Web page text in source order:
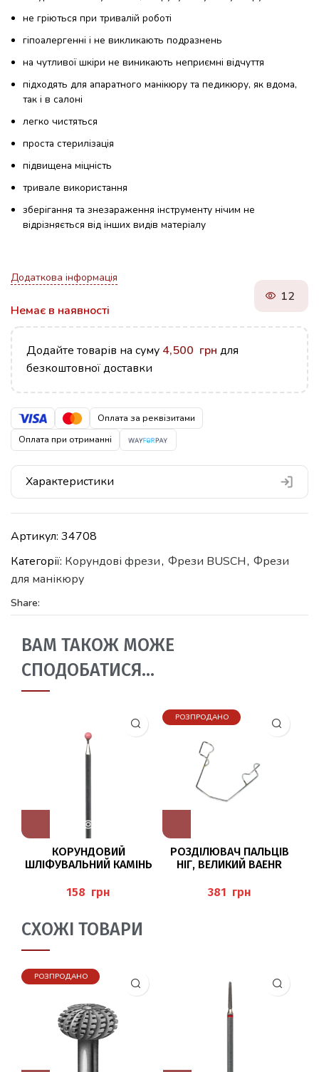
не гріються при тривалій роботі
гіпоалергенні і не викликають подразнень
на чутливої ​​шкіри не виникають неприємні відчуття
підходять для апаратного манікюру та педикюру, як вдома,
так і в салоні
легко чистяться
проста стерилізація
підвищена міцність
тривале використання
зберігання та знезараження інструменту нічим не
відрізняється від інших видів матеріалу
Додаткова інформація
Немає в наявності
12
Додайте товарів на суму 4,500 грн для
безкоштовної доставки
Оплата за реквізитами
Оплата при отриманні
Характеристики
Артикул: 34708
Категорії: Корундові фрези, Фрези BUSCH, Фрези
для манікюру
Share:
ВАМ ТАКОЖ МОЖЕ
СПОДОБАТИСЯ…
КОРУНДОВИЙ
ШЛІФУВАЛЬНИЙ КАМІНЬ
грн
РОЗПРОДАНО
РОЗДІЛЮВАЧ ПАЛЬЦІВ
НІГ, ВЕЛИКИЙ BAEHR
грн
СХОЖІ ТОВАРИ
РОЗПРОДАНО